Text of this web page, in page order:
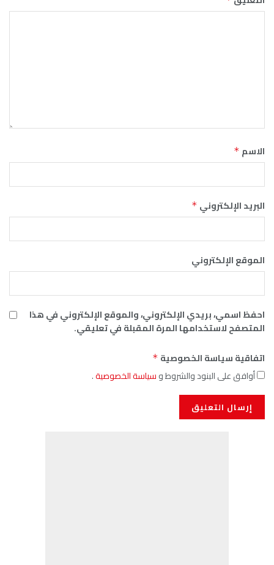
الاسم *
البريد الإلكتروني *
الموقع الإلكتروني
احفظ اسمي، بريدي الإلكتروني، والموقع الإلكتروني في هذا
المتصفح لاستخدامها المرة المقبلة في تعليقي.
اتفاقية سياسة الخصوصية *
أوافق على البنود والشروط وسياسة الخصوصية.